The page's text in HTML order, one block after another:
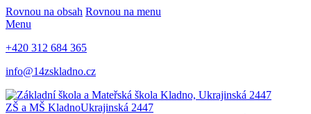
Rovnou na obsah Rovnou na menu
Menu
+420 312 684 365
info@14zskladno.cz
ZŠ a MŠ KladnoUkrajinská 2447